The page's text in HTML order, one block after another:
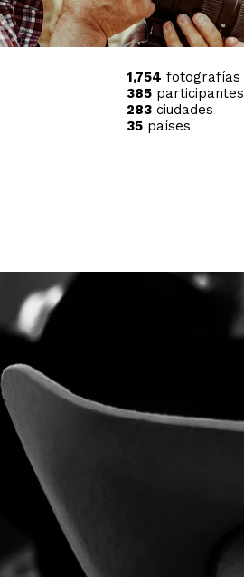
1,754 fotografías
385participantes
283ciudades
35países